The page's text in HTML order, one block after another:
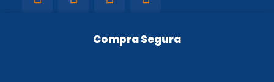
Compra Segura